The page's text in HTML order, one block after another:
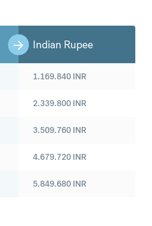
Indian Rupee
1.169.840 INR
2.339.800 INR
3.509.760 INR
4.679.720 INR
5.849.680 INR